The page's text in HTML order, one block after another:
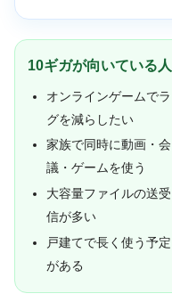
10ギガが向いている人
オンラインゲームでラ
グを減らしたい
家族で同時に動画・会
議・ゲームを使う
大容量ファイルの送受
信が多い
戸建てで長く使う予定
がある